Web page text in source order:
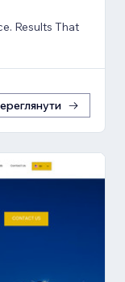
Results That